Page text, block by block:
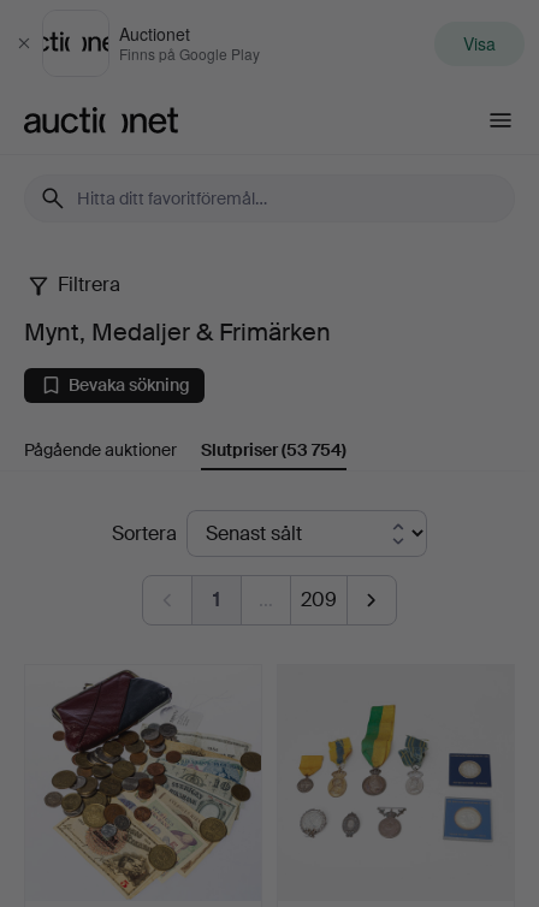
Stäng
Auctionet
Finns på Google Play Visa
Mynt,
Medaljer
&
Frimärken
Filtrera
Mynt, Medaljer & Frimärken
Bevaka sökning
Pågående auktioner Slutpriser(53 754)
SlutpriserSortera
1 … 209